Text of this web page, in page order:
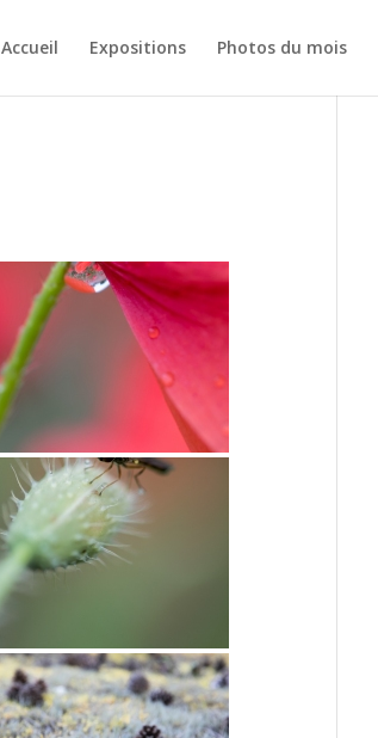
Accueil Expositions Photos du mois